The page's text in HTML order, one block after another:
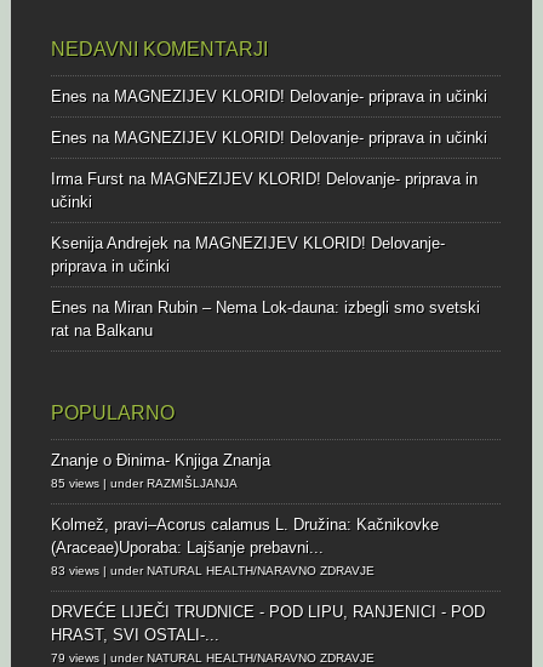
NEDAVNI KOMENTARJI
Enesna MAGNEZIJEV KLORID! Delovanje- priprava in učinki
Enesna MAGNEZIJEV KLORID! Delovanje- priprava in učinki
Irma Furstna MAGNEZIJEV KLORID! Delovanje- priprava in
učinki
Ksenija Andrejekna MAGNEZIJEV KLORID! Delovanje-
priprava in učinki
Enesna Miran Rubin – Nema Lok-dauna: izbegli smo svetski
rat na Balkanu
POPULARNO
Znanje o Đinima- Knjiga Znanja
85 views| underRAZMIŠLJANJA
Kolmež, pravi–Acorus calamus L. Družina: Kačnikovke
(Araceae)Uporaba: Lajšanje prebavni...
83 views| underNATURAL HEALTH/NARAVNO ZDRAVJE
DRVEĆE LIJEČI TRUDNICE - POD LIPU, RANJENICI - POD
HRAST, SVI OSTALI-...
79 views| underNATURAL HEALTH/NARAVNO ZDRAVJE